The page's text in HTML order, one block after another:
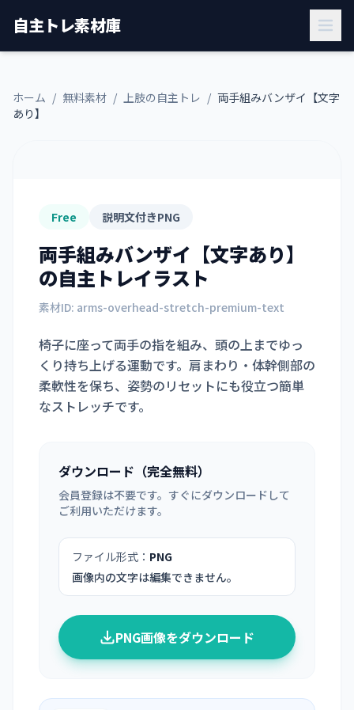
自主トレ素材庫
ホーム / 無料素材 / 上肢の自主トレ / 両手組みバンザイ【文字
あり】
Free 説明文付きPNG
両手組みバンザイ【文字あり】
の自主トレイラスト
素材ID: arms-overhead-stretch-premium-text
椅子に座って両手の指を組み、頭の上までゆっ
くり持ち上げる運動です。肩まわり・体幹側部の
柔軟性を保ち、姿勢のリセットにも役立つ簡単
なストレッチです。
ダウンロード（完全無料）
会員登録は不要です。すぐにダウンロードして
ご利用いただけます。
ファイル形式： PNG
画像内の文字は編集できません。
PNG画像をダウンロード